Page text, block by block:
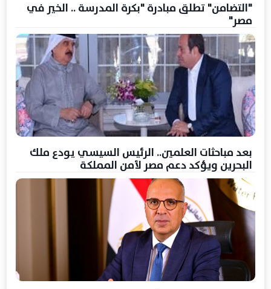
"التضامن" تطلق مبادرة "بكرة المدرسة .. الخير في
مصر"
بعد مباحثات العلمين.. الرئيس السيسي يودع ملك
البحرين ويؤكد دعم مصر لأمن المملكة